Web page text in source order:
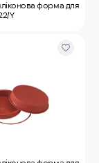
форма для
Y